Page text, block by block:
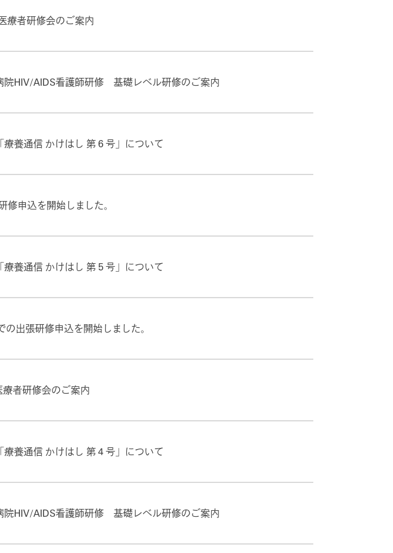
歯科治療について
HIV/AIDS出張研修について お知らせ
療者研修会のご案内
院HIV/AIDS看護師研修 基礎レベル研修のご案内
養通信 かけはし 第６号」について
申込を開始しました。
養通信 かけはし 第５号」について
出張研修申込を開始しました。
者研修会のご案内
養通信 かけはし 第４号」について
院HIV/AIDS看護師研修 基礎レベル研修のご案内